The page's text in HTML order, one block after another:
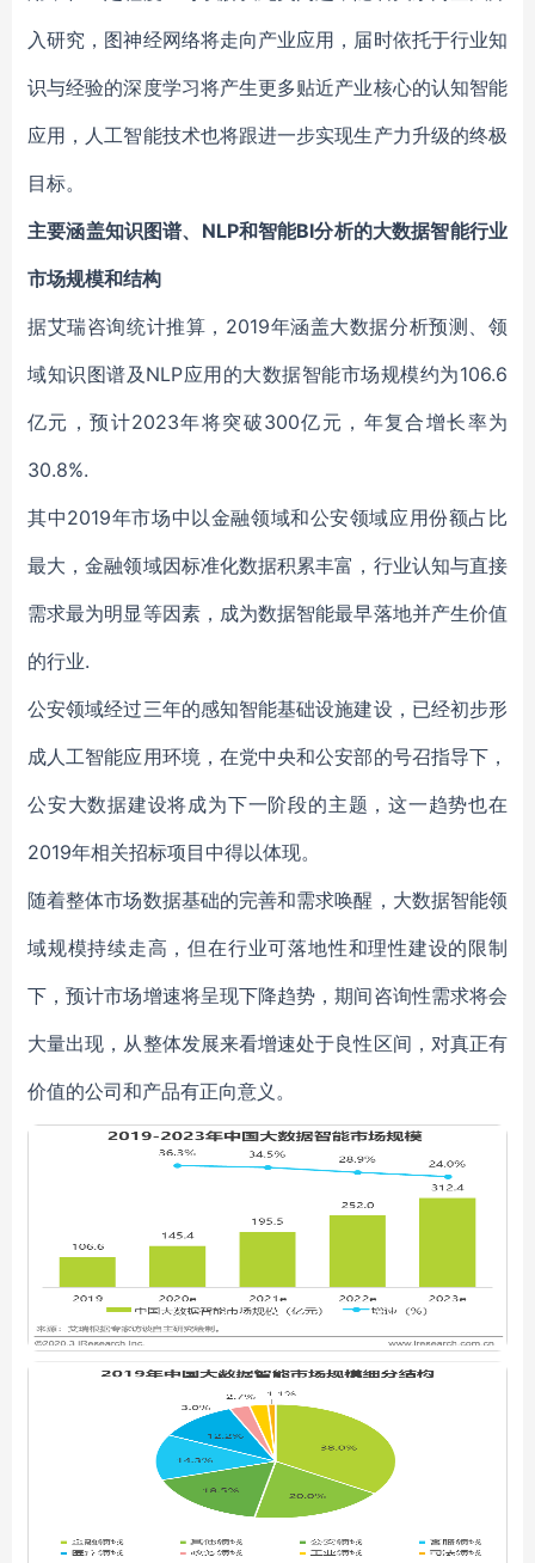
入研究，图神经网络将走向产业应用，届时依托于行业知
识与经验的深度学习将产生更多贴近产业核心的认知智能
应用，人工智能技术也将跟进一步实现生产力升级的终极
目标。
主要涵盖知识图谱、NLP和智能BI分析的大数据智能行业
市场规模和结构
据艾瑞咨询统计推算，2019年涵盖大数据分析预测、领
域知识图谱及NLP应用的大数据智能市场规模约为106.6
亿元，预计2023年将突破300亿元，年复合增长率为
30.8%.
其中2019年市场中以金融领域和公安领域应用份额占比
最大，金融领域因标准化数据积累丰富，行业认知与直接
需求最为明显等因素，成为数据智能最早落地并产生价值
的行业.
公安领域经过三年的感知智能基础设施建设，已经初步形
成人工智能应用环境，在党中央和公安部的号召指导下，
公安大数据建设将成为下一阶段的主题，这一趋势也在
2019年相关招标项目中得以体现。
随着整体市场数据基础的完善和需求唤醒，大数据智能领
域规模持续走高，但在行业可落地性和理性建设的限制
下，预计市场增速将呈现下降趋势，期间咨询性需求将会
大量出现，从整体发展来看增速处于良性区间，对真正有
价值的公司和产品有正向意义。